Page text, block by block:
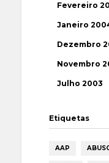
Fevereiro
Janeiro
Dezembro
Novembro
Julho 2003
Etiquetas
AAP